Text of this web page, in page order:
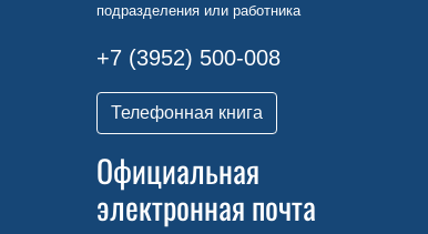
подразделения или работника
+7 (3952) 500-008
Телефонная книга
Официальная
электронная почта